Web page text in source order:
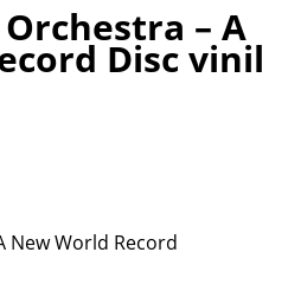
– A
Disc vinil
New World Record